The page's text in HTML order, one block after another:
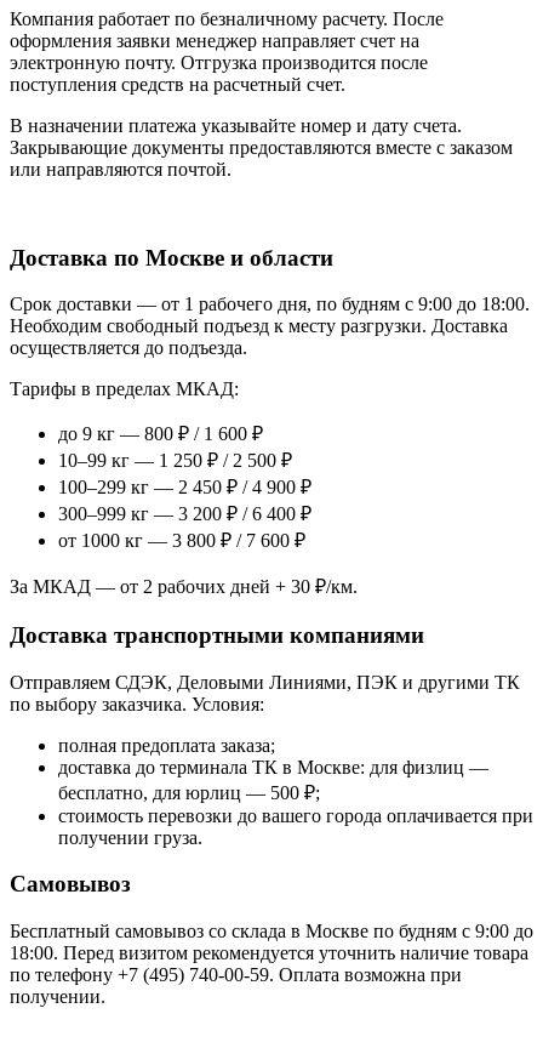
Компания работает по безналичному расчету. После
оформления заявки менеджер направляет счет на
электронную почту. Отгрузка производится после
поступления средств на расчетный счет.
В назначении платежа указывайте номер и дату счета.
Закрывающие документы предоставляются вместе с заказом
или направляются почтой.
Доставка по Москве и области
Срок доставки — от 1 рабочего дня, по будням с 9:00 до 18:00.
Необходим свободный подъезд к месту разгрузки. Доставка
осуществляется до подъезда.
Тарифы в пределах МКАД:
до 9 кг — 800 ₽ / 1 600 ₽
10–99 кг — 1 250 ₽ / 2 500 ₽
100–299 кг — 2 450 ₽ / 4 900 ₽
300–999 кг — 3 200 ₽ / 6 400 ₽
от 1000 кг — 3 800 ₽ / 7 600 ₽
За МКАД — от 2 рабочих дней + 30 ₽/км.
Доставка транспортными компаниями
Отправляем СДЭК, Деловыми Линиями, ПЭК и другими ТК
по выбору заказчика. Условия:
полная предоплата заказа;
доставка до терминала ТК в Москве: для физлиц —
бесплатно, для юрлиц — 500 ₽;
стоимость перевозки до вашего города оплачивается при
получении груза.
Самовывоз
Бесплатный самовывоз со склада в Москве по будням с 9:00 до
18:00. Перед визитом рекомендуется уточнить наличие товара
по телефону +7 (495) 740-00-59. Оплата возможна при
получении.